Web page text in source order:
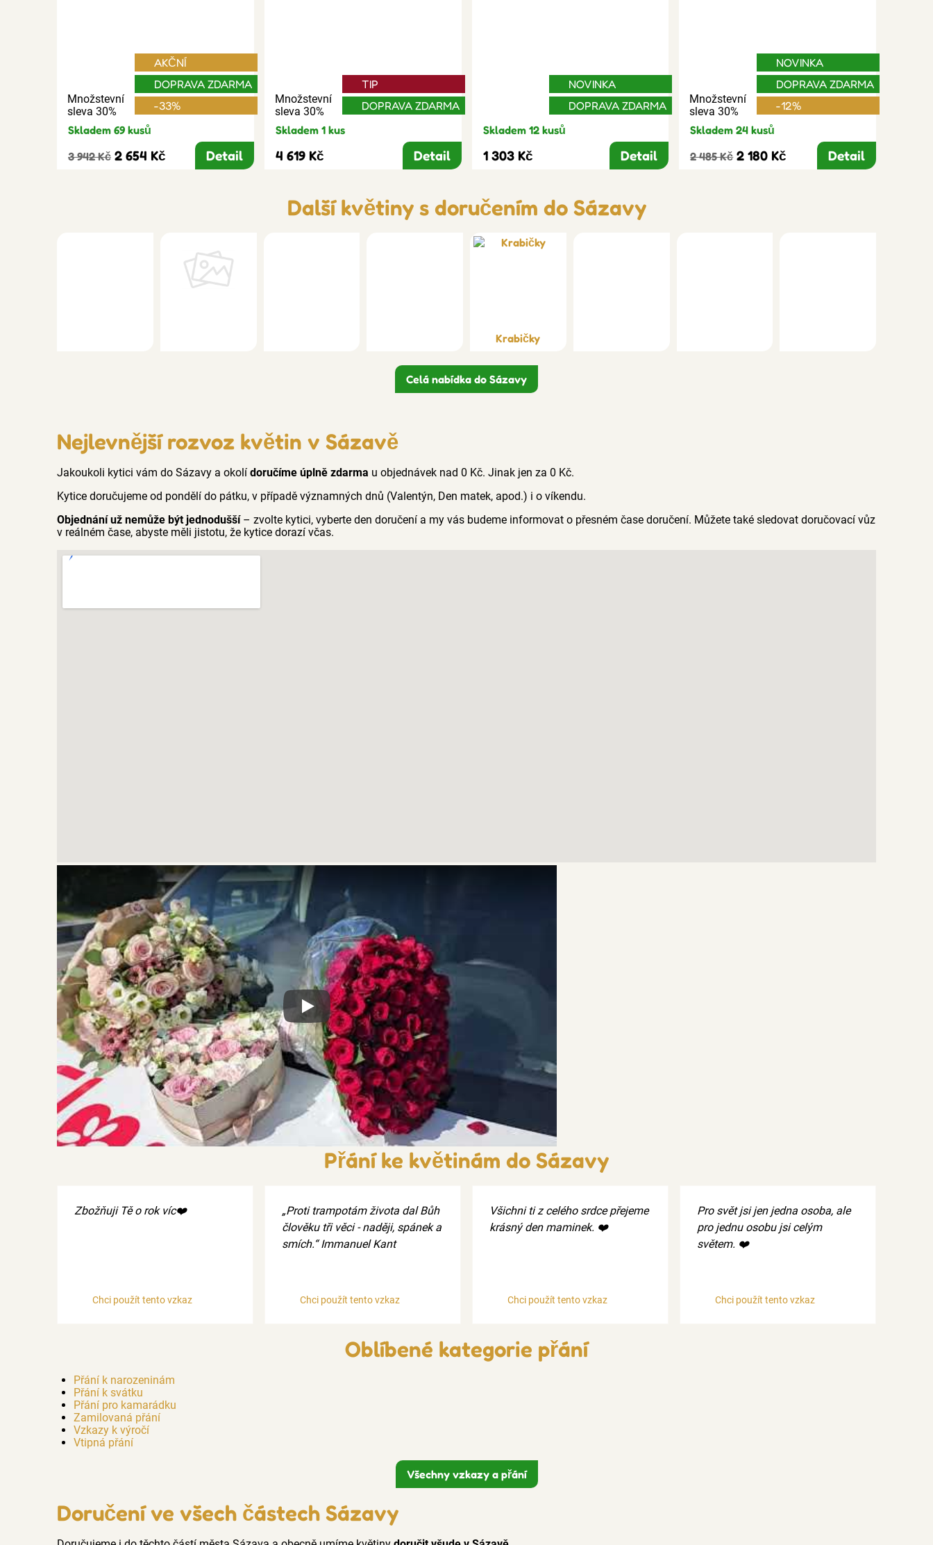
Množstevní
sleva 30%
AKČNÍ
DOPRAVA ZDARMA
-33%
Skladem 69 kusů
3 942 Kč 2 654 Kč Detail
Množstevní
sleva 30%
TIP
DOPRAVA ZDARMA
Skladem 1 kus
4 619 Kč Detail
NOVINKA
DOPRAVA ZDARMA
Skladem 12 kusů
1 303 Kč Detail
Množstevní
sleva 30%
NOVINKA
DOPRAVA ZDARMA
-12%
Skladem 24 kusů
2 485 Kč 2 180 Kč Detail
Další květiny s doručením do Sázavy
Krabičky
Celá nabídka do Sázavy
Nejlevnější rozvoz květin v Sázavě
Jakoukoli kytici vám do Sázavy a okolí doručíme úplně zdarma u objednávek nad 0 Kč. Jinak jen za 0 Kč.
Kytice doručujeme od pondělí do pátku, v případě významných dnů (Valentýn, Den matek, apod.) i o víkendu.
Objednání už nemůže být jednodušší– zvolte kytici, vyberte den doručení a my vás budeme informovat o přesném čase doručení. Můžete také sledovat doručovací vůz
v reálném čase, abyste měli jistotu, že kytice dorazí včas.
Xxx
Přání ke květinám do Sázavy
Zbožňuji Tě o rok víc❤️
Chci použít tento vzkaz
„Proti trampotám života dal Bůh
člověku tři věci - naději, spánek a
smích.“ Immanuel Kant
Chci použít tento vzkaz
Všichni ti z celého srdce přejeme
krásný den maminek. ❤️
Chci použít tento vzkaz
Pro svět jsi jen jedna osoba, ale
pro jednu osobu jsi celým
světem. ❤️
Chci použít tento vzkaz
Oblíbené kategorie přání
Přání k narozeninám
Přání k svátku
Přání pro kamarádku
Zamilovaná přání
Vzkazy k výročí
Vtipná přání
Všechny vzkazy a přání
Doručení ve všech částech Sázavy